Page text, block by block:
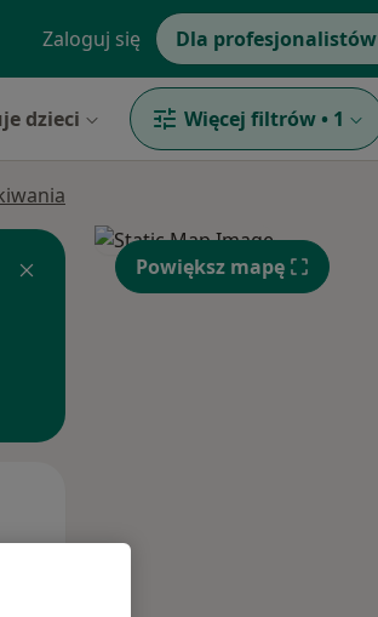
Zaloguj się Dla profesjonalistów
dzieci Więcej filtrów • 1
Powiększ mapę